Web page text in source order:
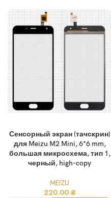
Сенсорный экран (тачскрин)
для Meizu M2 Mini, 6*6 mm,
большая микросхема, тип 1,
черный, high-copy
MEIZU
220.00 ₴